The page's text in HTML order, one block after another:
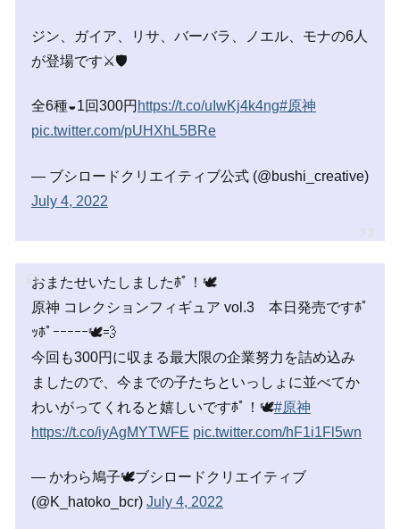
ジン、ガイア、リサ、バーバラ、ノエル、モナの6人
が登場です⚔🛡
全6種◒1回300円 https://t.co/uIwKj4k4ng#原神
pic.twitter.com/pUHXhL5BRe
— ブシロードクリエイティブ公式 (@bushi_creative)
July 4, 2022
おまたせいたしましたﾎﾟ！🕊
原神 コレクションフィギュア vol.3 本日発売ですﾎﾟ
ｯﾎﾟｰｰｰｰｰ🕊💨
今回も300円に収まる最大限の企業努力を詰め込み
ましたので、今までの子たちといっしょに並べてか
わいがってくれると嬉しいですﾎﾟ！🕊#原神
https://t.co/iyAgMYTWFE pic.twitter.com/hF1i1Fl5wn
— かわら鳩子🕊ブシロードクリエイティブ
(@K_hatoko_bcr) July 4, 2022